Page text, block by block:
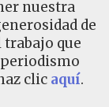
nuestra
de
trabajo que
clic aquí.